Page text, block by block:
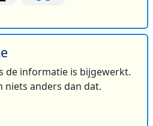
de informatie is bijgewerkt.
niets anders dan dat.